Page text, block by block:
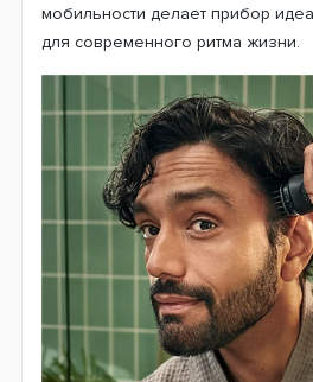
мобильности делает прибор
для современного ритма жизни.